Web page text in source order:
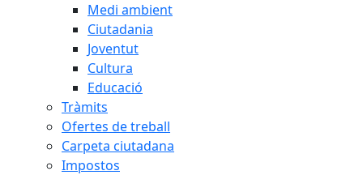
Medi ambient
Ciutadania
Joventut
Cultura
Educació
Tràmits
Ofertes de treball
Carpeta ciutadana
Impostos